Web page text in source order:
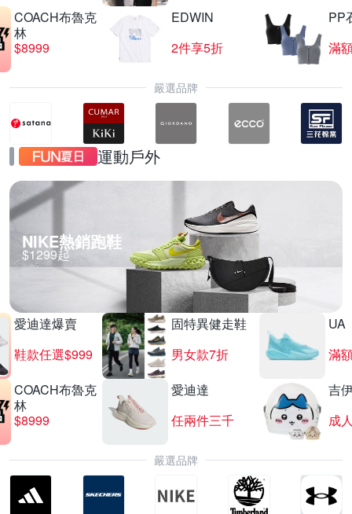
COACH布魯克
林
$8999
EDWIN
2件享5折
PP
滿
嚴選品牌
運動戶外
NIKE熱銷跑鞋
$1299起
愛迪達爆賣
鞋款任選$999
固特異健走鞋
男女款7折
UA
滿
COACH布魯克
林
$8999
愛迪達
任兩件三千
吉
嚴選品牌